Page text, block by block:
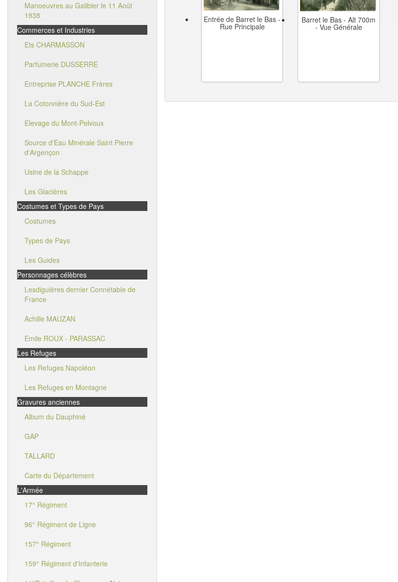
Manoeuvres au Galibier le 11 Août
1938
Commerces et Industries
Ets CHARMASSON
Parfumerie DUSSERRE
Entreprise PLANCHE Frères
La Cotonnière du Sud-Est
Elevage du Mont-Pelvoux
Source d'Eau Minérale Saint Pierre
d'Argençon
Usine de la Schappe
Les Glacières
Costumes et Types de Pays
Costumes
Types de Pays
Les Guides
Personnages célèbres
Lesdiguières dernier Connétable de
France
Achille MAUZAN
Emile ROUX - PARASSAC
Les Refuges
Les Refuges Napoléon
Les Refuges en Montagne
Gravures anciennes
Album du Dauphiné
GAP
TALLARD
Carte du Département
L'Armée
17° Régiment
96° Régiment de Ligne
157° Régiment
159° Régiment d'Infanterie
Entrée de Barret le Bas -
Rue Principale
Barret le Bas - Alt 700m
- Vue Générale